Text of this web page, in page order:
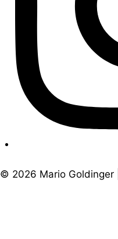
© 2026 Mario Goldinger |